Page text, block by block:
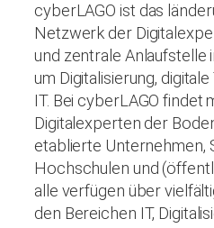
cyberLAGO ist das
Netzwerk der
und zentrale Anlaufstelle
um Digitalisierung,
IT. Bei cyberLAGO findet
Digitalexperten der
etablierte Unternehmen,
Hochschulen und
alle verfügen über
den Bereichen IT,